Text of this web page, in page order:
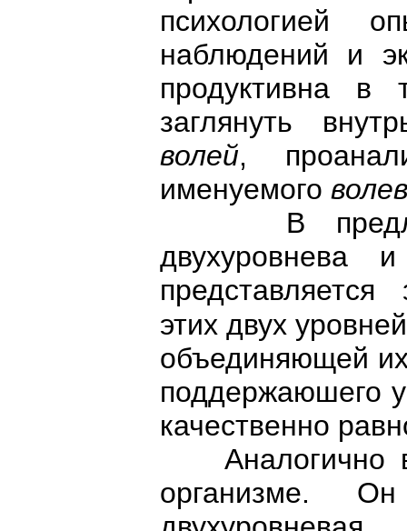
психологией
наблюдений и
продуктивна в
заглянуть
волей,
именуемого
В
двухуровнева и
этих двух
объединяющей
поддержаюшего
качественно
Аналогично в
организме.